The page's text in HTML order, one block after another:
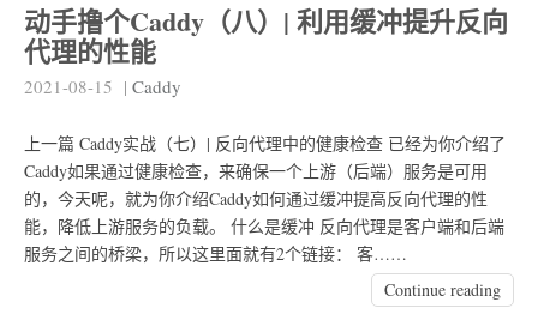
动手撸个Caddy（八）| 利用缓冲提升反向
代理的性能
2021-08-15 | Caddy
上一篇 Caddy实战（七）| 反向代理中的健康检查 已经为你介绍了
Caddy如果通过健康检查，来确保一个上游（后端）服务是可用
的，今天呢，就为你介绍Caddy如何通过缓冲提高反向代理的性
能，降低上游服务的负载。 什么是缓冲 反向代理是客户端和后端
服务之间的桥梁，所以这里面就有2个链接： 客……
Continue reading